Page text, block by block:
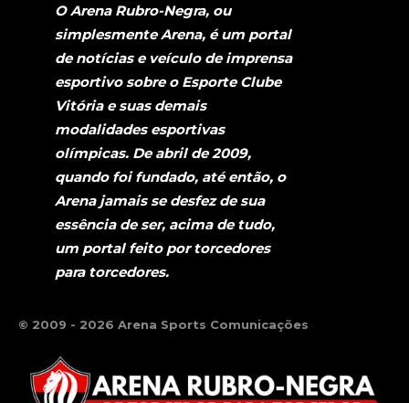
O Arena Rubro-Negra, ou
simplesmente Arena, é um portal
de notícias e veículo de imprensa
esportivo sobre o Esporte Clube
Vitória e suas demais
modalidades esportivas
olímpicas. De abril de 2009,
quando foi fundado, até então, o
Arena jamais se desfez de sua
essência de ser, acima de tudo,
um portal feito por torcedores
para torcedores.
© 2009 - 2026 Arena Sports Comunicações